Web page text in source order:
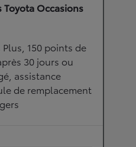
Toyota Occasions
150 points de
30 jours ou
assistance
de remplacement